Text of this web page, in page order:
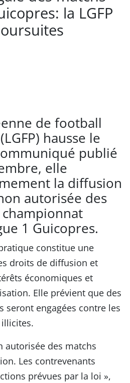
la LGFP
de football
hausse le
publié
elle
la diffusion
autorisée des
1 Guicopres.
constitue une
droits de diffusion et
économiques et
Elle prévient que des
seront engagées contre les
autorisée des matchs
Les contrevenants
prévues par la loi »,